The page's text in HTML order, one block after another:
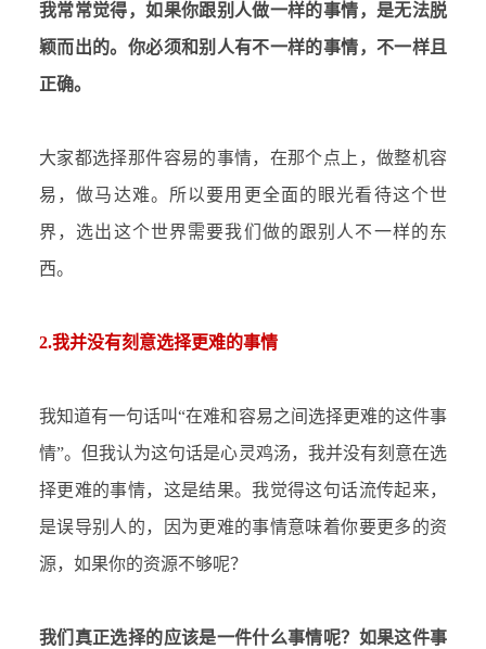
我常常觉得，如果你跟别人做一样的事情，是无法脱
颖而出的。你必须和别人有不一样的事情，不一样且
正确。
大家都选择那件容易的事情，在那个点上，做整机容
易，做马达难。所以要用更全面的眼光看待这个世
界，选出这个世界需要我们做的跟别人不一样的东
西。
2.我并没有刻意选择更难的事情
我知道有一句话叫“在难和容易之间选择更难的这件事
情”。但我认为这句话是心灵鸡汤，我并没有刻意在选
择更难的事情，这是结果。我觉得这句话流传起来，
是误导别人的，因为更难的事情意味着你要更多的资
源，如果你的资源不够呢？
我们真正选择的应该是一件什么事情呢？如果这件事